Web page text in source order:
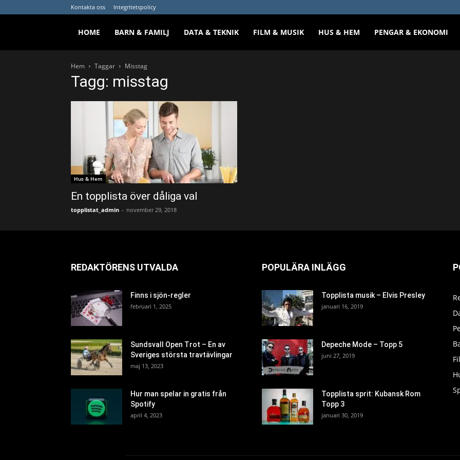
Kontakta oss Integritetspolicy
HOME BARN & FAMILJ DATA & TEKNIK FILM & MUSIK HUS & HEM PENGAR & EKONOMI
Hem Taggar Misstag
Tagg: misstag
Hus & Hem
En topplista över dåliga val
topplistat_admin - november 29, 2018
REDAKTÖRENS UTVALDA
Finns i sjön-regler
februari 1, 2025
Sundsvall Open Trot – En av
Sveriges största travtävlingar
maj 13, 2023
Hur man spelar in gratis från
Spotify
april 4, 2023
POPULÄRA INLÄGG
Topplista musik – Elvis Presley
januari 16, 2019
Depeche Mode – Topp 5
juni 27, 2019
Topplista sprit: Kubansk Rom
Topp 3
januari 30, 2019